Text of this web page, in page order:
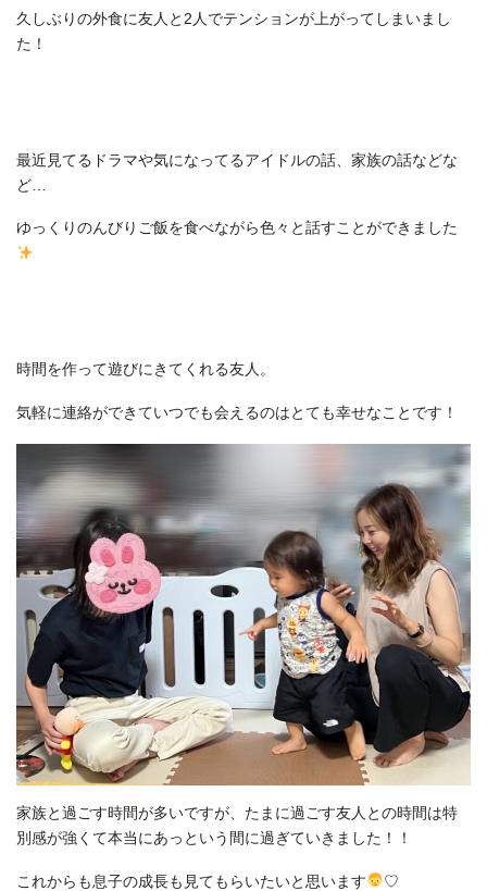
久しぶりの外食に友人と2人でテンションが上がってしまいまし
た！
最近見てるドラマや気になってるアイドルの話、家族の話などな
ど…
ゆっくりのんびりご飯を食べながら色々と話すことができました
時間を作って遊びにきてくれる友人。
気軽に連絡ができていつでも会えるのはとても幸せなことです！
家族と過ごす時間が多いですが、たまに過ごす友人との時間は特
別感が強くて本当にあっという間に過ぎていきました！！
これからも息子の成長も見てもらいたいと思います ♡